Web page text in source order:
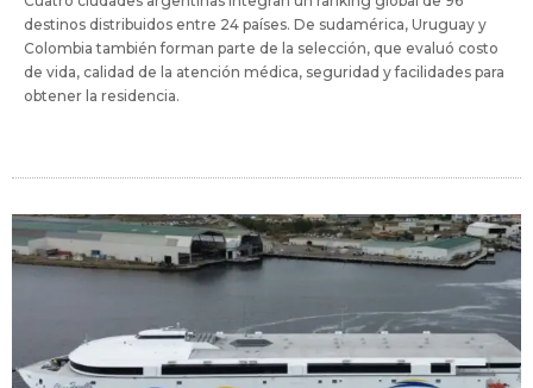
destinos distribuidos entre 24 países. De sudamérica, Uruguay y
Colombia también forman parte de la selección, que evaluó costo
de vida, calidad de la atención médica, seguridad y facilidades para
obtener la residencia.